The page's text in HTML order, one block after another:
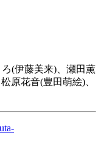
(伊藤美来)、瀬田薫
原花音(豊田萌絵)、